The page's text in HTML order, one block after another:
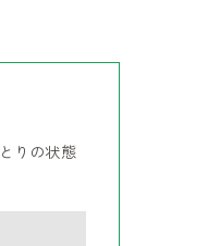
りの状態